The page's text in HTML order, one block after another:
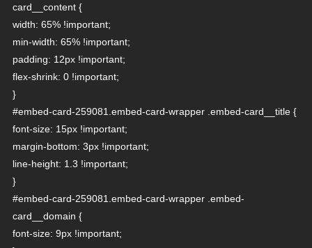
card__content {
width: 65% !important;
min-width: 65% !important;
padding: 12px !important;
flex-shrink: 0 !important;
}
#embed-card-259081.embed-card-wrapper .embed-card__title {
font-size: 15px !important;
margin-bottom: 3px !important;
line-height: 1.3 !important;
}
#embed-card-259081.embed-card-wrapper .embed-
card__domain {
font-size: 9px !important;